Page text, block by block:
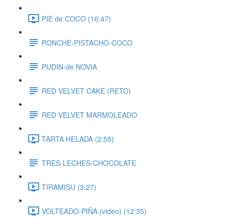
PIE de COCO (16:47)
PONCHE-PISTACHO-COCO
PUDIN-de NOVIA
RED VELVET CAKE (RETO)
RED VELVET MARMOLEADO
TARTA HELADA (2:55)
TRES-LECHES-CHOCOLATE
TIRAMISU (3:27)
VOLTEADO-PIÑA (video) (12:35)